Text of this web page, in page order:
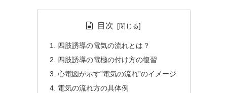
目次
四肢誘導の電気の流れとは？
四肢誘導の電極の付け方の復習
心電図が示す”電気の流れ”のイメージ
電気の流れ方の具体例